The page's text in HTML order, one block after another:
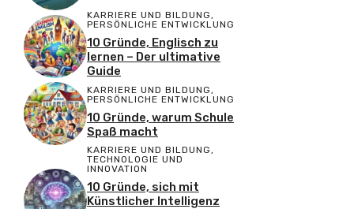
KARRIERE UND BILDUNG,
PERSÖNLICHE ENTWICKLUNG
10 Gründe, Englisch zu
lernen – Der ultimative
Guide
KARRIERE UND BILDUNG ,
PERSÖNLICHE ENTWICKLUNG
10 Gründe, warum Schule
Spaß macht
KARRIERE UND BILDUNG,
TECHNOLOGIE UND
INNOVATION
10 Gründe, sich mit
Künstlicher Intelligenz